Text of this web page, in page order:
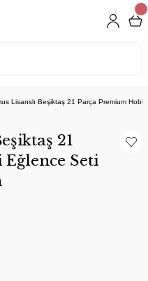
Lisanslı Beşiktaş 21 Parça Premium
21
Seti